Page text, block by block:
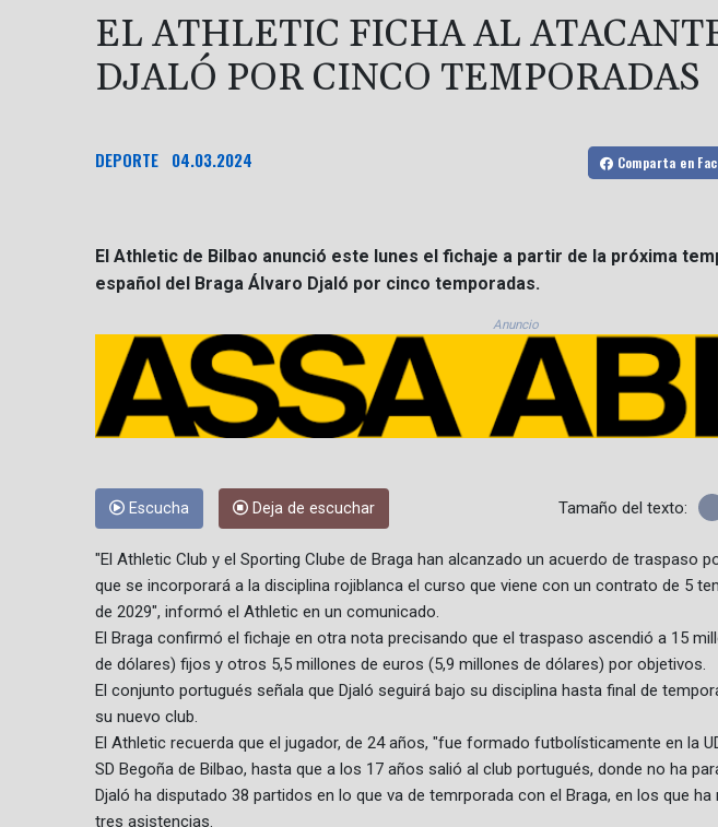
EL ATHLETIC FICHA AL
DJALÓ POR CINCO TEMPORADAS
DEPORTE 04.03.2024 Comparta en
El Athletic de Bilbao anunció este lunes el fichaje a partir de la próxima
español del Braga Álvaro Djaló por cinco temporadas.
Anuncio
Escucha Deja de escuchar Tamaño del texto:
"El Athletic Club y el Sporting Clube de Braga han alcanzado un acuerdo de traspaso
que se incorporará a la disciplina rojiblanca el curso que viene con un contrato de 5
de 2029", informó el Athletic en un comunicado.
El Braga confirmó el fichaje en otra nota precisando que el traspaso ascendió a 15
de dólares) fijos y otros 5,5 millones de euros (5,9 millones de dólares) por objetivos.
El conjunto portugués señala que Djaló seguirá bajo su disciplina hasta final de
su nuevo club.
El Athletic recuerda que el jugador, de 24 años, "fue formado futbolísticamente en la
SD Begoña de Bilbao, hasta que a los 17 años salió al club portugués, donde no ha
Djaló ha disputado 38 partidos en lo que va de temrporada con el Braga, en los que
tres asistencias.